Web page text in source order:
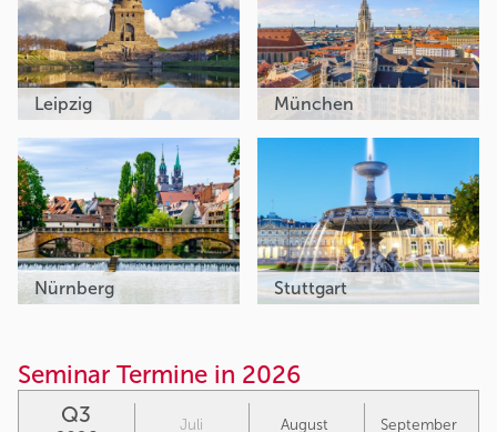
Leipzig München
Nürnberg Stuttgart
Seminar Termine in 2026
Q3 Juli August September